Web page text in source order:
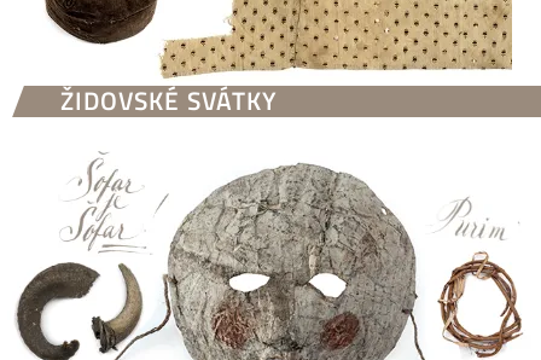
ŽIDOVSKÉ SVÁTKY